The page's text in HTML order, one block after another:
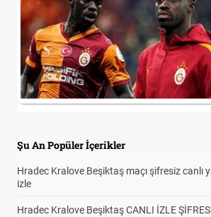
Şu An Popüler İçerikler
Hradec Kralove Beşiktaş maçı şifresiz canlı
izle
Hradec Kralove Beşiktaş CANLI İZLE